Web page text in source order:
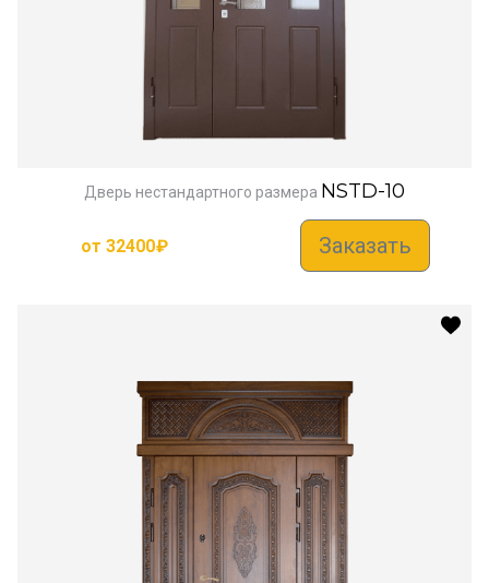
Дверь нестандартного размера NSTD-10
от 32400₽ Заказать